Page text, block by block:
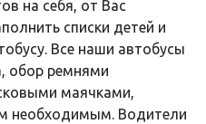
на себя, от Вас
списки детей и
Все наши автобусы
обор ремнями
маячками,
необходимым. Водители